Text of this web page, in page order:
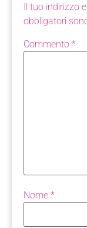
Il tuo indirizzo
obbligatori
Commento *
Nome *